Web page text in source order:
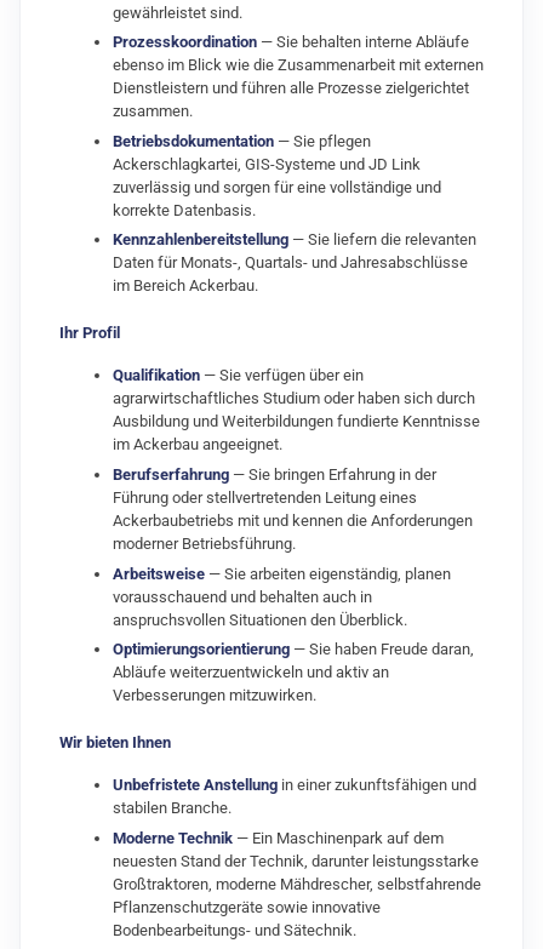
gewährleistet sind.
Prozesskoordination — Sie behalten interne Abläufe
ebenso im Blick wie die Zusammenarbeit mit externen
Dienstleistern und führen alle Prozesse zielgerichtet
zusammen.
Betriebsdokumentation — Sie pflegen
Ackerschlagkartei, GIS‑Systeme und JD Link
zuverlässig und sorgen für eine vollständige und
korrekte Datenbasis.
Kennzahlenbereitstellung — Sie liefern die relevanten
Daten für Monats‑, Quartals‑ und Jahresabschlüsse
im Bereich Ackerbau.
Ihr Profil
Qualifikation — Sie verfügen über ein
agrarwirtschaftliches Studium oder haben sich durch
Ausbildung und Weiterbildungen fundierte Kenntnisse
im Ackerbau angeeignet.
Berufserfahrung — Sie bringen Erfahrung in der
Führung oder stellvertretenden Leitung eines
Ackerbaubetriebs mit und kennen die Anforderungen
moderner Betriebsführung.
Arbeitsweise — Sie arbeiten eigenständig, planen
vorausschauend und behalten auch in
anspruchsvollen Situationen den Überblick.
Optimierungsorientierung — Sie haben Freude daran,
Abläufe weiterzuentwickeln und aktiv an
Verbesserungen mitzuwirken.
Wir bieten Ihnen
Unbefristete Anstellung in einer zukunftsfähigen und
stabilen Branche.
Moderne Technik — Ein Maschinenpark auf dem
neuesten Stand der Technik, darunter leistungsstarke
Großtraktoren, moderne Mähdrescher, selbstfahrende
Pflanzenschutzgeräte sowie innovative
Bodenbearbeitungs- und Sätechnik.